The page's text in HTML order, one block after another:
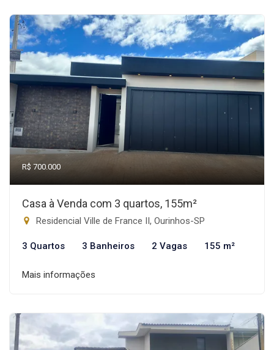
R$ 700.000
Casa à Venda com 3 quartos, 155m²
Residencial Ville de France II, Ourinhos-SP
3 Quartos 3 Banheiros 2 Vagas 155 m²
Mais informações